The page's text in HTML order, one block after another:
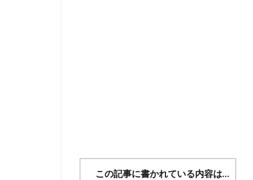
この記事に書かれている内容は…